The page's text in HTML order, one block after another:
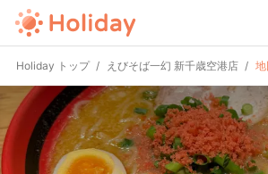
Holiday トップ えびそば一幻 新千歳空港店 地